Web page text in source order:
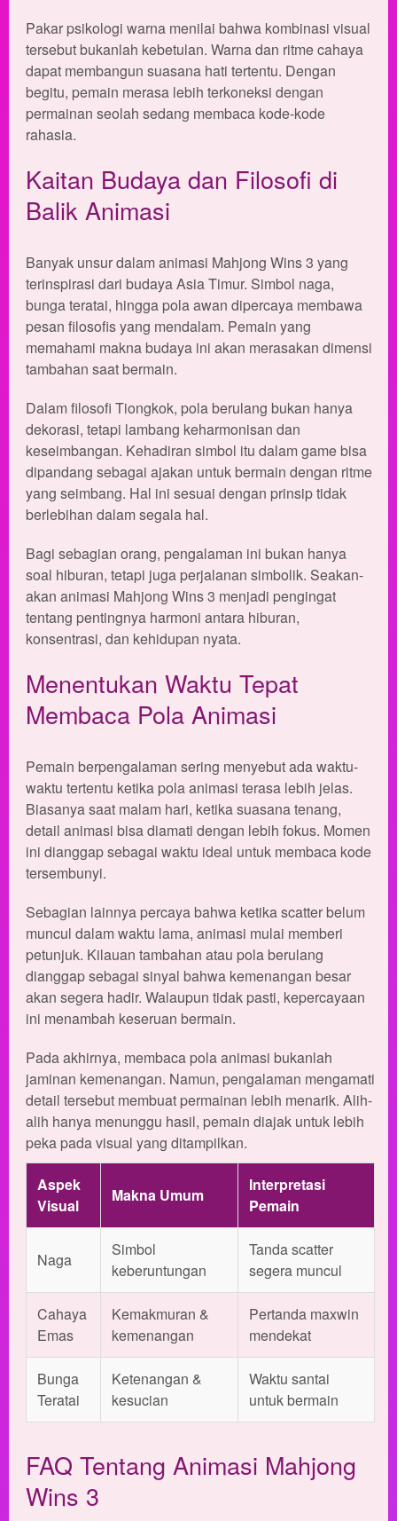
Pakar psikologi warna menilai bahwa kombinasi visual
tersebut bukanlah kebetulan. Warna dan ritme cahaya
dapat membangun suasana hati tertentu. Dengan
begitu, pemain merasa lebih terkoneksi dengan
permainan seolah sedang membaca kode-kode
rahasia.
Kaitan Budaya dan Filosofi di
Balik Animasi
Banyak unsur dalam animasi Mahjong Wins 3 yang
terinspirasi dari budaya Asia Timur. Simbol naga,
bunga teratai, hingga pola awan dipercaya membawa
pesan filosofis yang mendalam. Pemain yang
memahami makna budaya ini akan merasakan dimensi
tambahan saat bermain.
Dalam filosofi Tiongkok, pola berulang bukan hanya
dekorasi, tetapi lambang keharmonisan dan
keseimbangan. Kehadiran simbol itu dalam game bisa
dipandang sebagai ajakan untuk bermain dengan ritme
yang seimbang. Hal ini sesuai dengan prinsip tidak
berlebihan dalam segala hal.
Bagi sebagian orang, pengalaman ini bukan hanya
soal hiburan, tetapi juga perjalanan simbolik. Seakan-
akan animasi Mahjong Wins 3 menjadi pengingat
tentang pentingnya harmoni antara hiburan,
konsentrasi, dan kehidupan nyata.
Menentukan Waktu Tepat
Membaca Pola Animasi
Pemain berpengalaman sering menyebut ada waktu-
waktu tertentu ketika pola animasi terasa lebih jelas.
Biasanya saat malam hari, ketika suasana tenang,
detail animasi bisa diamati dengan lebih fokus. Momen
ini dianggap sebagai waktu ideal untuk membaca kode
tersembunyi.
Sebagian lainnya percaya bahwa ketika scatter belum
muncul dalam waktu lama, animasi mulai memberi
petunjuk. Kilauan tambahan atau pola berulang
dianggap sebagai sinyal bahwa kemenangan besar
akan segera hadir. Walaupun tidak pasti, kepercayaan
ini menambah keseruan bermain.
Pada akhirnya, membaca pola animasi bukanlah
jaminan kemenangan. Namun, pengalaman mengamati
detail tersebut membuat permainan lebih menarik. Alih-
alih hanya menunggu hasil, pemain diajak untuk lebih
peka pada visual yang ditampilkan.
Aspek
Visual
Makna Umum
Interpretasi
Pemain
Naga
Simbol
keberuntungan
Tanda scatter
segera muncul
Cahaya
Emas
Kemakmuran &
kemenangan
Pertanda maxwin
mendekat
Bunga
Teratai
Ketenangan &
kesucian
Waktu santai
untuk bermain
FAQ Tentang Animasi Mahjong
Wins 3